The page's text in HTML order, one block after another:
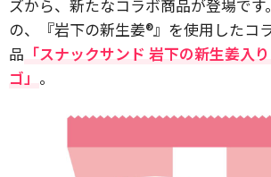
ズから、新たなコラボ商品が登場です
の、『岩下の新生姜®』を使用したコ
品 「スナックサンド 岩下の新生姜入
ゴ」 。